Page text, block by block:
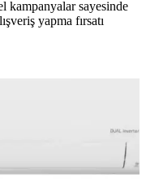
kampanyalar sayesinde
yapma fırsatı